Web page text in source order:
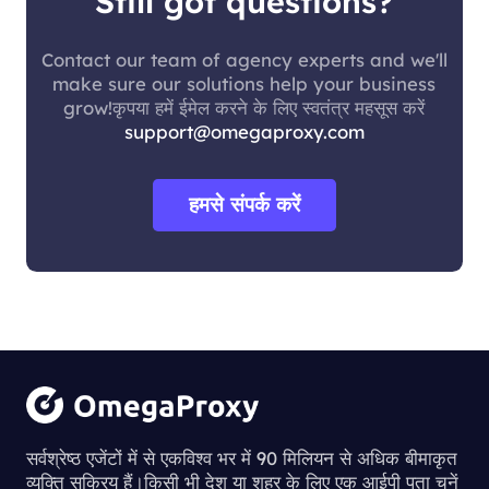
Contact our team of agency experts and we'll
make sure our solutions help your business
grow!कृपया हमें ईमेल करने के लिए स्वतंत्र महसूस करें
support@omegaproxy.com
हमसे संपर्क करें
सर्वश्रेष्ठ एजेंटों में से एकविश्व भर में 90 मिलियन से अधिक बीमाकृत
व्यक्ति सक्रिय हैं।किसी भी देश या शहर के लिए एक आईपी पता चुनें